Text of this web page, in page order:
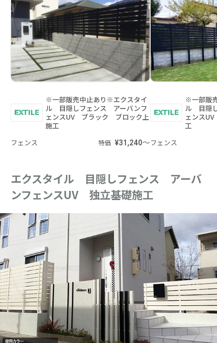
※一部販売中止あり※エクスタイ
ル 目隠しフェンス アーバンフ
ェンスUV ブラック ブロック上
施工
フェンス
特価 ¥31,240～
※一部販
ル 目隠
ェンス
工
フェンス
エクスタイル 目隠しフェンス アーバ
ンフェンスUV 独立基礎施工